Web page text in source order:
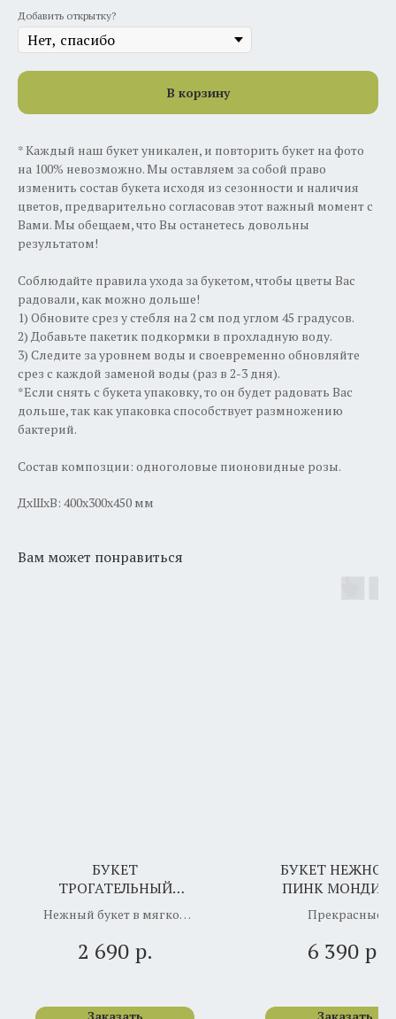
Добавить открытку?
В корзину
* Каждый наш букет уникален, и повторить букет на фото
на 100% невозможно. Мы оставляем за собой право
изменить состав букета исходя из сезонности и наличия
цветов, предварительно согласовав этот важный момент с
Вами. Мы обещаем, что Вы останетесь довольны
результатом!
Соблюдайте правила ухода за букетом, чтобы цветы Вас
радовали, как можно дольше!
1) Обновите срез у стебля на 2 см под углом 45 градусов.
2) Добавьте пакетик подкормки в прохладную воду.
3) Следите за уровнем воды и своевременно обновляйте
срез с каждой заменой воды (раз в 2-3 дня).
*Если снять с букета упаковку, то он будет радовать Вас
дольше, так как упаковка способствует размножению
бактерий.
Состав композции: одноголовые пионовидные розы.
ДxШxВ: 400x300x450 мм
Вам может понравиться
БУКЕТ
ТРОГАТЕЛЬНЫЙ
КОМПЛИМЕНТ
Нежный букет в мягкой
передаёт искренние
2 690 р.
БУКЕТ
ПИНК
Прекрасные
мондиаль не
6 390 р.